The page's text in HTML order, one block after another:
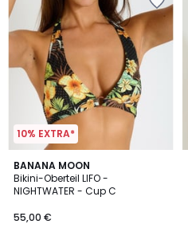
10% EXTRA*
BANANA MOON
Bikini-Oberteil LIFO -
NIGHTWATER - Cup C
55,00 €